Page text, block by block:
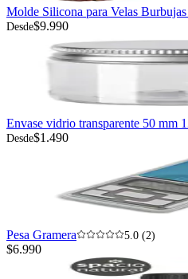
Molde Silicona para Velas
Desde$9.990
Envase vidrio transparente 50 mm
Desde$1.490
Pesa Gramera 5.0 (2)
$6.990